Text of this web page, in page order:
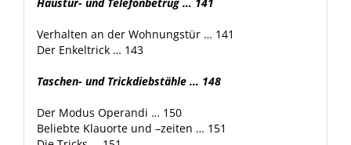
Verhalten an der Wohnungstür … 141
Der Enkeltrick … 143
Taschen- und Trickdiebstähle … 148
Der Modus Operandi … 150
Beliebte Klauorte und –zeiten … 151